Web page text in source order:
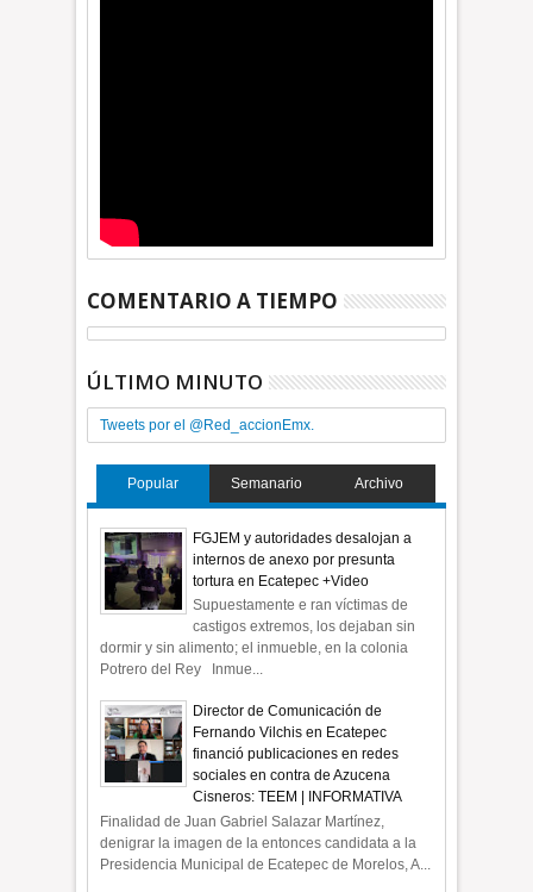
COMENTARIO A TIEMPO
ÚLTIMO MINUTO
Tweets por el @Red_accionEmx.
Popular Semanario Archivo
FGJEM y autoridades desalojan a
internos de anexo por presunta
tortura en Ecatepec +Video
Supuestamente e ran víctimas de
castigos extremos, los dejaban sin
dormir y sin alimento; el inmueble, en la colonia
Potrero del Rey Inmue...
Director de Comunicación de
Fernando Vilchis en Ecatepec
financió publicaciones en redes
sociales en contra de Azucena
Cisneros: TEEM | INFORMATIVA
Finalidad de Juan Gabriel Salazar Martínez,
denigrar la imagen de la entonces candidata a la
Presidencia Municipal de Ecatepec de Morelos, A...